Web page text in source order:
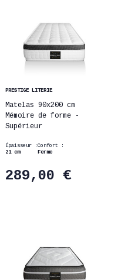
PRESTIGE LITERIE
Matelas 90x200 cm
Mémoire de forme -
Supérieur
Épaisseur :
21 cm
Confort :
Ferme
289,00 €